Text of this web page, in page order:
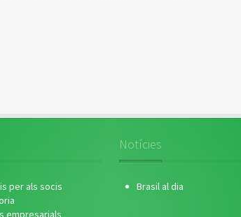
per als socis
empresarials
Notícies
Brasil al dia